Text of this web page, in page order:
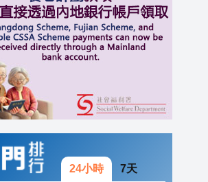
24小時 7天